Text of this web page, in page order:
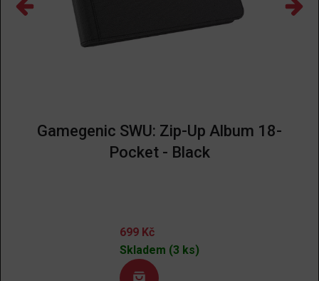
Gamegenic SWU: Zip-Up Album 18-
Pocket - Black
699 Kč
Skladem (3 ks)